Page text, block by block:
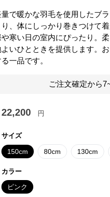
量で暖かな羽毛を使用したブ
り、体にしっかり巻きつけて
や寒い日の室内にぴったり。
よいひとときを提供します。
一品です。
ご注文確定から
22,200 円
サイズ
150cm 80cm 130cm
カラー
ピンク